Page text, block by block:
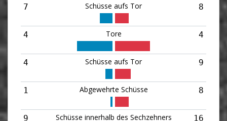
7 Schüsse aufs Tor 8
4 Tore 4
4 Schüsse aufs Tor 9
1 Abgewehrte Schüsse 8
9 Schüsse innerhalb des Sechzehners 16